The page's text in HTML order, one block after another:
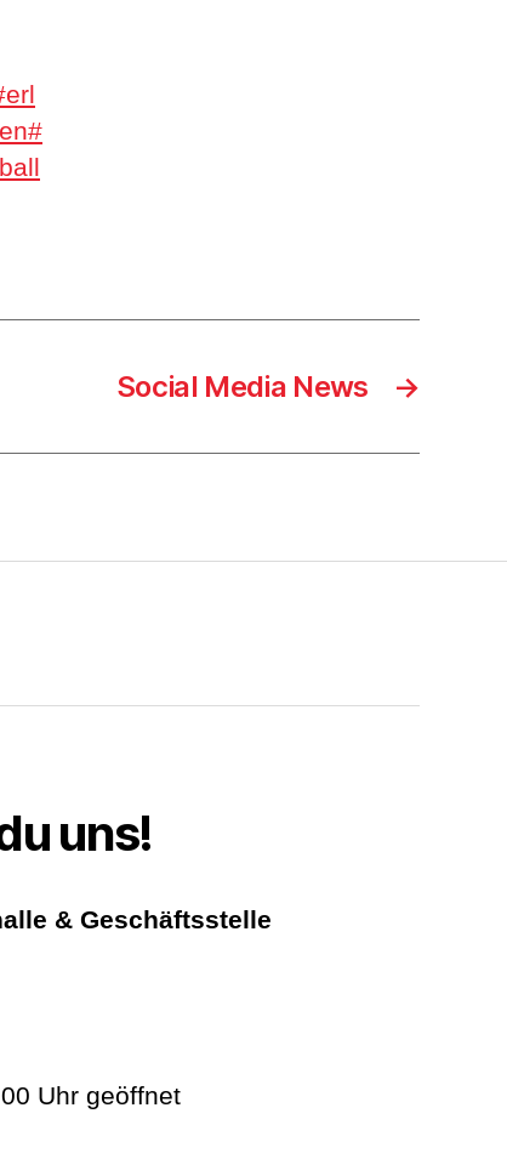
#
→
Social Media News
uns!
& Geschäftsstelle
Uhr geöffnet